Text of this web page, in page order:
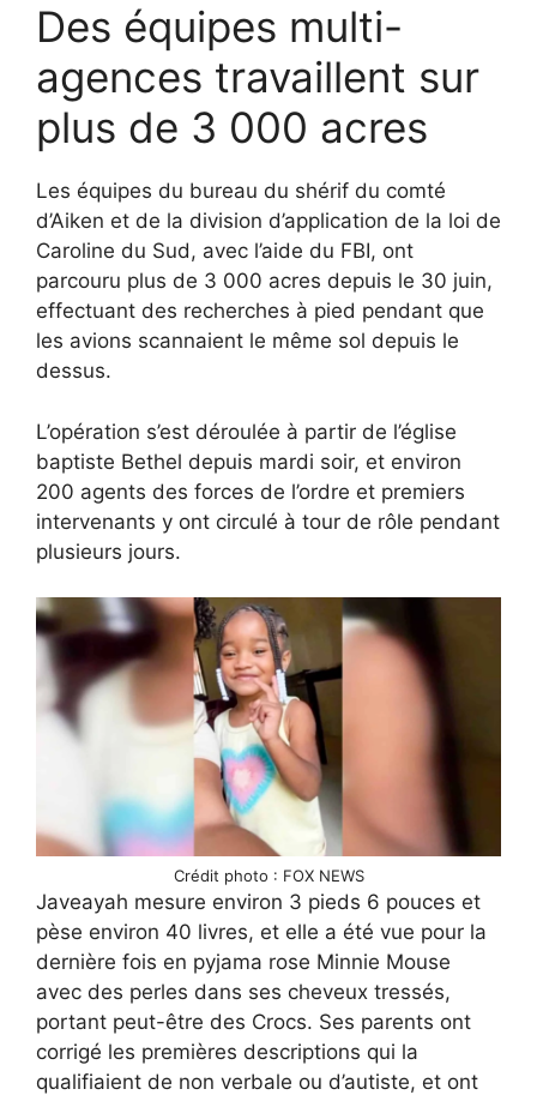
Des équipes multi-
agences travaillent sur
plus de 3 000 acres
Les équipes du bureau du shérif du comté
d’Aiken et de la division d’application de la loi de
Caroline du Sud, avec l’aide du FBI, ont
parcouru plus de 3 000 acres depuis le 30 juin,
effectuant des recherches à pied pendant que
les avions scannaient le même sol depuis le
dessus.
L’opération s’est déroulée à partir de l’église
baptiste Bethel depuis mardi soir, et environ
200 agents des forces de l’ordre et premiers
intervenants y ont circulé à tour de rôle pendant
plusieurs jours.
Crédit photo : FOX NEWS
Javeayah mesure environ 3 pieds 6 pouces et
pèse environ 40 livres, et elle a été vue pour la
dernière fois en pyjama rose Minnie Mouse
avec des perles dans ses cheveux tressés,
portant peut-être des Crocs. Ses parents ont
corrigé les premières descriptions qui la
qualifiaient de non verbale ou d’autiste, et ont